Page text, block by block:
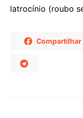
latrocínio (roubo
Compartilhar